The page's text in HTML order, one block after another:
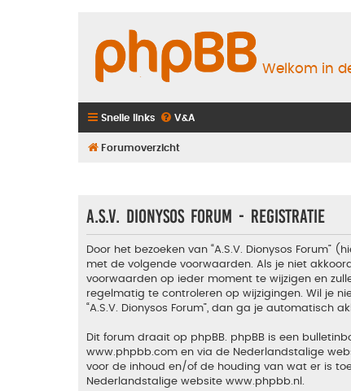
Welkom in
Snelle links V&A
Forumoverzicht
A.S.V. Dionysos Forum - Registratie
Door het bezoeken van “A.S.V. Dionysos Forum”
met de volgende voorwaarden. Als je niet
voorwaarden op ieder moment te wijzigen en
regelmatig te controleren op wijzigingen. Wil je
“A.S.V. Dionysos Forum”, dan ga je automatisch
Dit forum draait op phpBB. phpBB is een
www.phpbb.com en via de Nederlandstalige
voor de inhoud en/of de houding van wat er is
Nederlandstalige website www.phpbb.nl